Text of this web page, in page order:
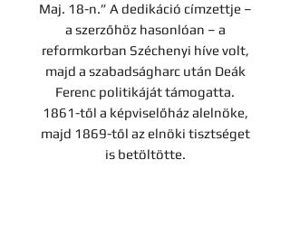
Maj. 18-n.” A dedikáció címzettje –
a szerzőhöz hasonlóan – a
reformkorban Széchenyi híve volt,
majd a szabadságharc után Deák
Ferenc politikáját támogatta.
1861-től a képviselőház alelnöke,
majd 1869-től az elnöki tisztséget
is betöltötte.